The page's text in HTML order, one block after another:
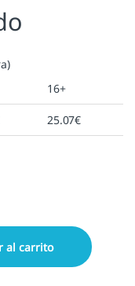
16+
25.07€
al carrito